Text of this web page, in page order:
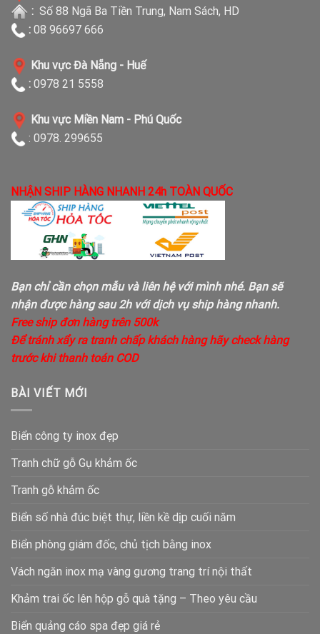
: Số 88 Ngã Ba Tiền Trung, Nam Sách, HD
: 08 96697 666
Khu vực Đà Nẵng - Huế
: 0978 21 5558
Khu vực Miền Nam - Phú Quốc
: 0978. 299655
NHẬN SHIP HÀNG NHANH 24h TOÀN QUỐC
Bạn chỉ cần chọn mẫu và liên hệ với mình nhé. Bạn sẽ
nhận được hàng sau 2h với dịch vụ ship hàng nhanh.
Free ship đơn hàng trên 500k
Để tránh xẩy ra tranh chấp khách hàng hãy check hàng
trước khi thanh toán COD
BÀI VIẾT MỚI
Biển công ty inox đẹp
Tranh chữ gỗ Gụ khảm ốc
Tranh gỗ khảm ốc
Biển số nhà đúc biệt thự, liền kề dịp cuối năm
Biển phòng giám đốc, chủ tịch bằng inox
Vách ngăn inox mạ vàng gương trang trí nội thất
Khảm trai ốc lên hộp gỗ quà tặng – Theo yêu cầu
Biển quảng cáo spa đẹp giá rẻ